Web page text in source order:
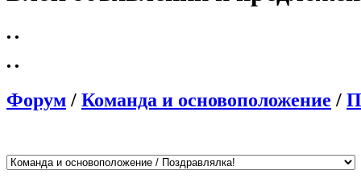
• •
• •
Форум / Команда и основоположение /